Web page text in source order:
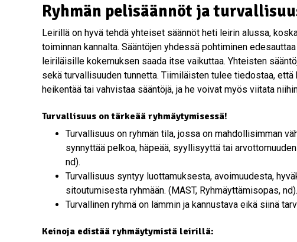
Ryhmän pelisäännöt ja
Leirillä on hyvä tehdä yhteiset säännöt heti leirin alussa,
toiminnan kannalta. Sääntöjen yhdessä pohtiminen
leiriläisille kokemuksen saada itse vaikuttaa. Yhteisten
sekä turvallisuuden tunnetta. Tiimiläisten tulee tiedostaa,
heikentää tai vahvistaa sääntöjä, ja he voivat myös viitata
Turvallisuus on tärkeää ryhmäytymisessä!
Turvallisuus on ryhmän tila, jossa on mahdollisimman
synnyttää pelkoa, häpeää, syyllisyyttä tai
nd).
Turvallisuus syntyy luottamuksesta, avoimuudesta,
sitoutumisesta ryhmään. (MAST, Ryhmäyttämisopas, nd).
Turvallinen ryhmä on lämmin ja kannustava eikä siinä
Keinoja edistää ryhmäytymistä leirillä: